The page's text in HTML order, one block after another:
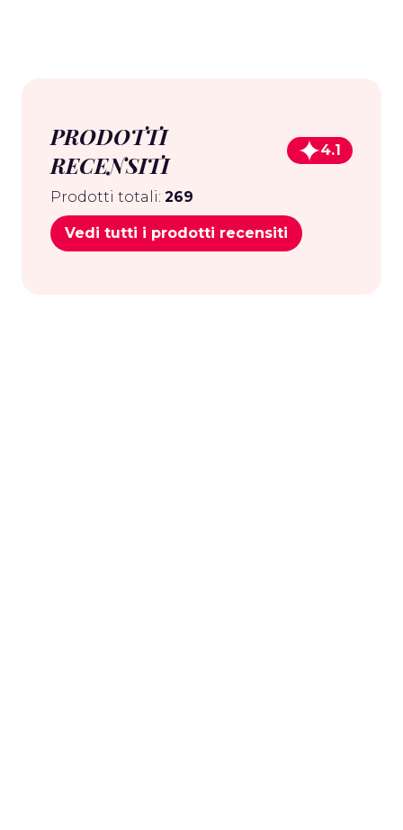
PRODOTTI
RECENSITI
4.1
Prodotti totali: 269
Vedi tutti i prodotti recensiti